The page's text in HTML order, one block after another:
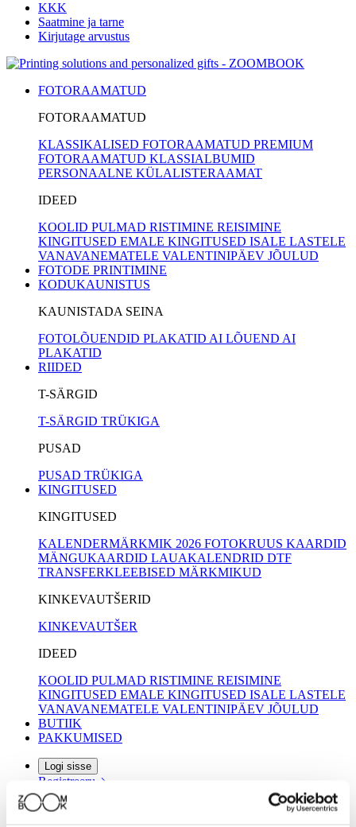
KKK
Saatmine ja tarne
Kirjutage arvustus
FOTORAAMATUD
FOTORAAMATUD
KLASSIKALISED FOTORAAMATUD PREMIUM
FOTORAAMATUD KLASSIALBUMID
PERSONAALNE KÜLALISTERAAMAT
IDEED
KOOLID PULMAD RISTIMINE REISIMINE
KINGITUSED EMALE KINGITUSED ISALE LASTELE
VANAVANEMATELE VALENTINIPÄEV JÕULUD
FOTODE PRINTIMINE
KODUKAUNISTUS
KAUNISTADA SEINA
FOTOLÕUENDID PLAKATID AI LÕUEND AI
PLAKATID
RIIDED
T-SÄRGID
T-SÄRGID TRÜKIGA
PUSAD
PUSAD TRÜKIGA
KINGITUSED
KINGITUSED
KALENDERMÄRKMIK 2026 FOTOKRUUS KAARDID
MÄNGUKAARDID LAUAKALENDRID DTF
TRANSFERKLEEBISED MÄRKMIKUD
KINKEVAUTŠERID
KINKEVAUTŠER
IDEED
KOOLID PULMAD RISTIMINE REISIMINE
KINGITUSED EMALE KINGITUSED ISALE LASTELE
VANAVANEMATELE VALENTINIPÄEV JÕULUD
BUTIIK
PAKKUMISED
Logi sisse
Registreeru
Õnneratas reeglid